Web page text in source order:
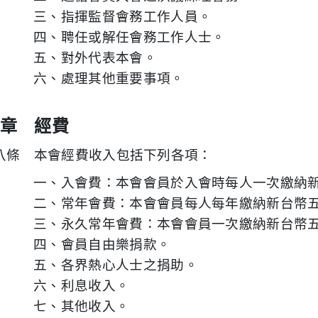
三、指揮監督會務工作人員。
四、聘任或解任會務工作人士。
五、對外代表本會。
六、處理其他重要事項。
章 經費
條 本會經費收入包括下列各項：
一、入會費：本會會員於入會時每人一次繳納
二、常年會費：本會會員每人每年繳納新台幣
三、永久常年會費：本會會員一次繳納新台幣
四、會員自由樂捐款。
五、各界熱心人士之捐助。
六、利息收入。
七、其他收入。